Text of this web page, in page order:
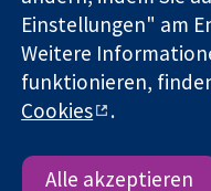
mit beschränkter Haftung
Umsatzsteuer-
Copyright © 2026 The
Bedingungen für die
Einstellungen" am
Weitere
funktionieren,
Cookies
.
Alle akzeptieren